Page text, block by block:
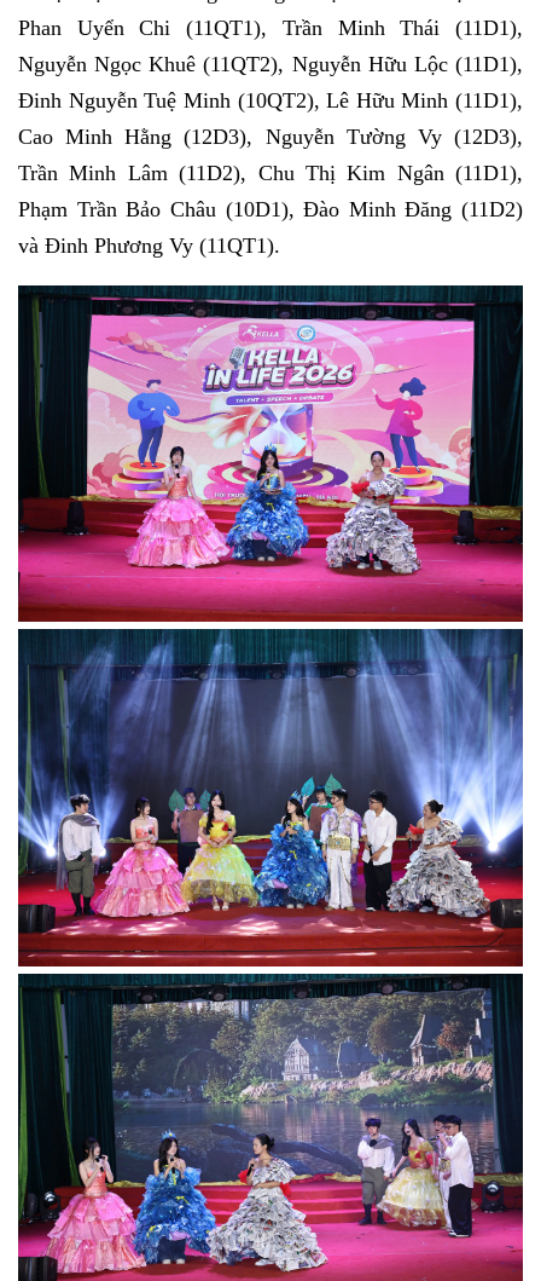
Phan Uyển Chi (11QT1), Trần Minh Thái (11D1),
Nguyễn Ngọc Khuê (11QT2), Nguyễn Hữu Lộc (11D1),
Đinh Nguyễn Tuệ Minh (10QT2), Lê Hữu Minh (11D1),
Cao Minh Hằng (12D3), Nguyễn Tường Vy (12D3),
Trần Minh Lâm (11D2), Chu Thị Kim Ngân (11D1),
Phạm Trần Bảo Châu (10D1), Đào Minh Đăng (11D2)
và Đinh Phương Vy (11QT1).